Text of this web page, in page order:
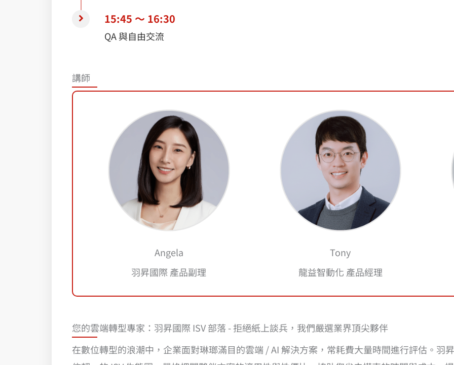
15:45 ～ 16:30
QA 與自由交流
講師
Angela
羽昇國際 產品副理
Tony
龍益智動化 產品經理
您的雲端轉型專家：羽昇國際 ISV 部落 - 拒絕紙上談兵，我們嚴選業界頂尖夥伴
在數位轉型的浪潮中，企業面對琳瑯滿目的雲端 / AI 解決方案，常耗費大量時間進行評估。羽